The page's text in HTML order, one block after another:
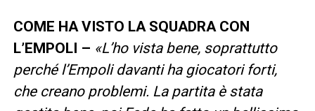
COME HA VISTO LA SQUADRA CON
L’EMPOLI – «L’ho vista bene, soprattutto
perché l’Empoli davanti ha giocatori forti,
che creano problemi. La partita è stata